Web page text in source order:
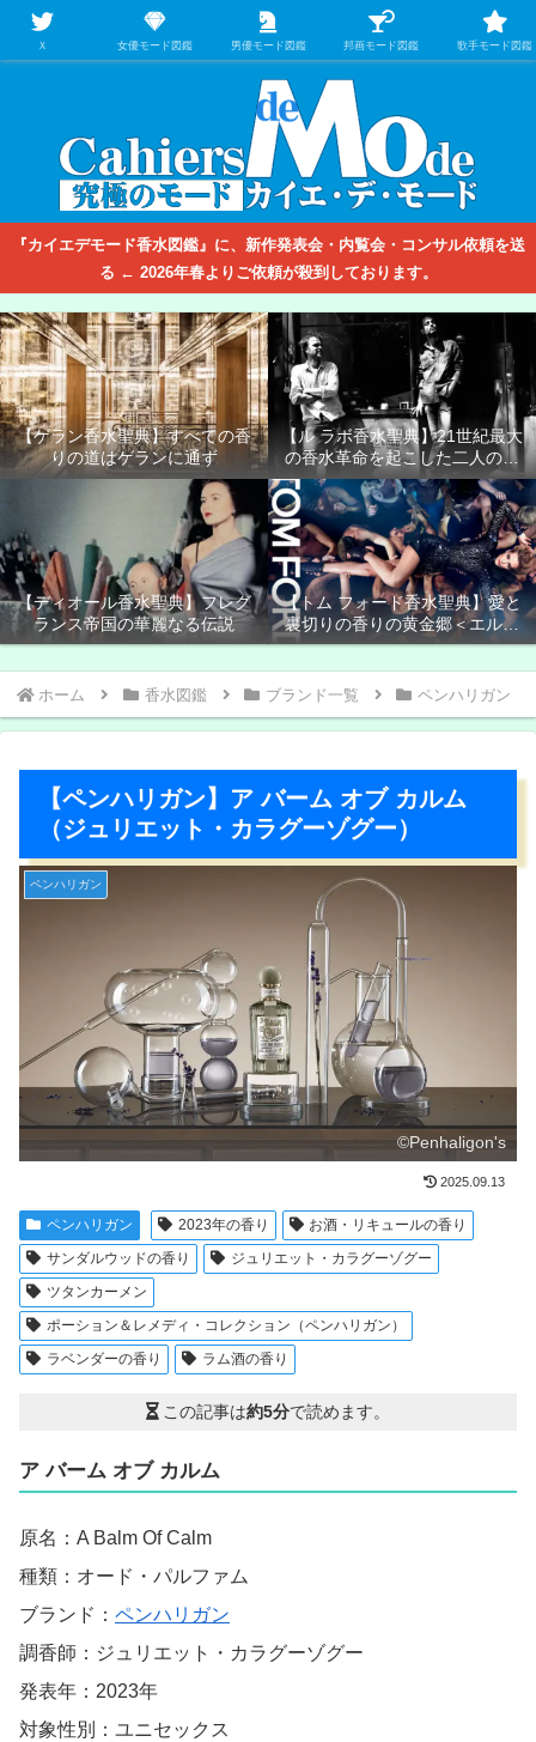
【映画/音楽の中のファッション＆香水】を徹底的に分析するファッション＆ア
パレル業界人のための学習サイト
『カイエデモード香水図鑑』に、新作発表会・内覧会・コンサル依頼を送
る ← 2026年春よりご依頼が殺到しております。
【ゲラン香水聖典】すべての香
りの道はゲランに通ず
【ル ラボ香水聖典】21世紀最大
の香水革命を起こした二人の男
たち
【ディオール香水聖典】フレグ
ランス帝国の華麗なる伝説
【トム フォード香水聖典】愛と
裏切りの香りの黄金郷＜エルド
ラド＞
ホーム 香水図鑑 ブランド一覧 ペンハリガン
【ペンハリガン】ア バーム オブ カルム
（ジュリエット・カラグーゾグー）
ペンハリガン
©Penhaligon's
2025.09.13
ペンハリガン 2023年の香り
お酒・リキュールの香り
サンダルウッドの香り
ジュリエット・カラグーゾグー
ツタンカーメン
ポーション＆レメディ・コレクション（ペンハリガン）
ラベンダーの香り
ラム酒の香り
この記事は約5分で読めます。
ア バーム オブ カルム
原名：A Balm Of Calm
種類：オード・パルファム
ブランド： ペンハリガン
調香師：ジュリエット・カラグーゾグー
発表年：2023年
対象性別：ユニセックス
Ｘ 女優モード図鑑 男優モード図鑑 邦画モード図鑑 歌手モード図鑑